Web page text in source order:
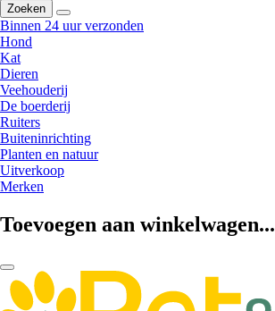
Zoeken
Binnen 24 uur verzonden
Hond
Kat
Dieren
Veehouderij
De boerderij
Ruiters
Buiteninrichting
Planten en natuur
Uitverkoop
Merken
Toevoegen aan winkelwagen...